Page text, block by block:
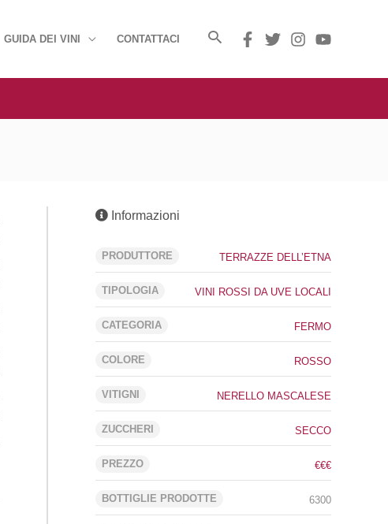
GUIDA DEI VINI CONTATTACI
Informazioni
PRODUTTORE TERRAZZE DELL’ETNA
TIPOLOGIA VINI ROSSI DA UVE LOCALI
CATEGORIA FERMO
COLORE ROSSO
VITIGNI NERELLO MASCALESE
ZUCCHERI SECCO
PREZZO €€€
BOTTIGLIE PRODOTTE 6300